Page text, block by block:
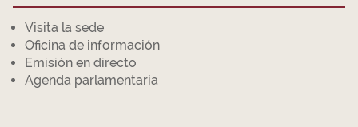
Visita la sede
Oficina de información
Emisión en directo
Agenda parlamentaria